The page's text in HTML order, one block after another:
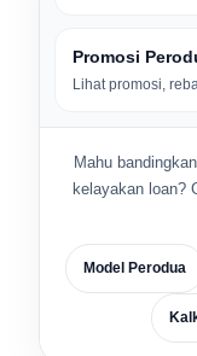
Promosi
Lihat promosi,
Mahu
kelayakan loan?
Model Perodua